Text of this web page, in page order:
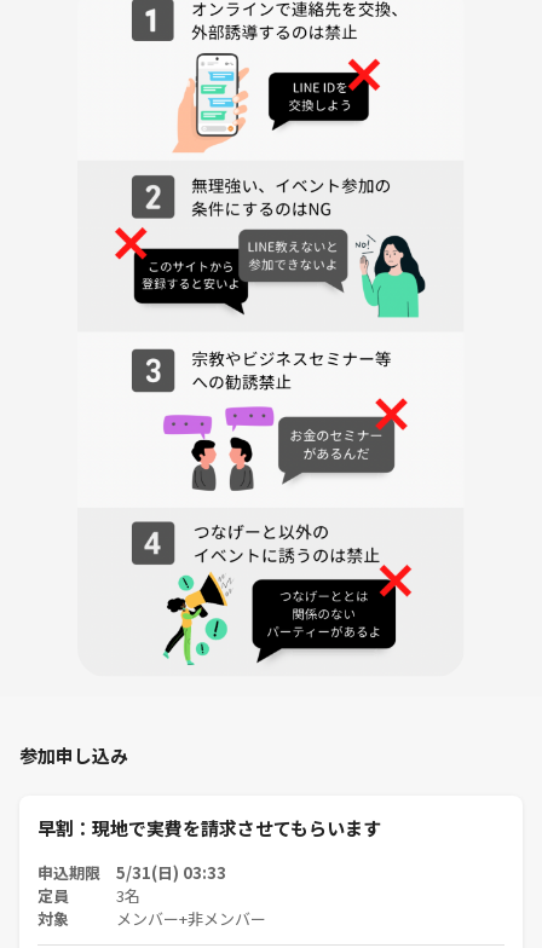
※1アレルギーのある方はお気をつけください！
卵・牛乳・小麦粉は必ず使います。
※2巻きたいものあれば、ぜひ持参ください！
※3当日キャンセルは返金不可
参加申し込み
早割：現地で実費を請求させてもらいます
申込期限 5/31(日) 03:33
定員 3名
対象 メンバー+非メンバー